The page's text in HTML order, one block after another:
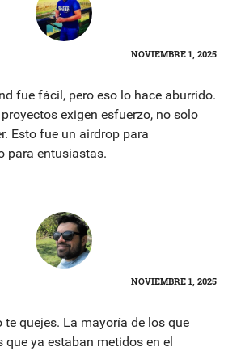
NOVIEMBRE 1, 2025
fue fácil, pero eso lo hace aburrido.
exigen esfuerzo, no solo
Esto fue un airdrop para
para entusiastas.
NOVIEMBRE 1, 2025
te quejes. La mayoría de los que
ya estaban metidos en el